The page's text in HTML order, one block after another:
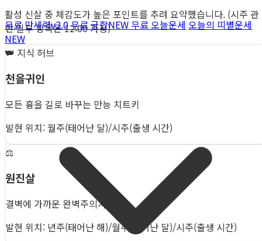
무료 만세력v2.0무료 궁합NEW 무료 오늘운세 오늘의 띠별운세
NEW
지식 허브
활성 신살 중 체감도가 높은 포인트를 추려 요약했습니다. (시주 관
련 일부 항목은 12:00 가정)
👑
천을귀인
모든 흉을 길로 바꾸는 만능 치트키
발현 위치: 월주(태어난 달)/시주(출생 시간)
⚖️
원진살
결벽에 가까운 완벽주의자
발현 위치: 년주(태어난 해)/월주(태어난 달)/시주(출생 시간)